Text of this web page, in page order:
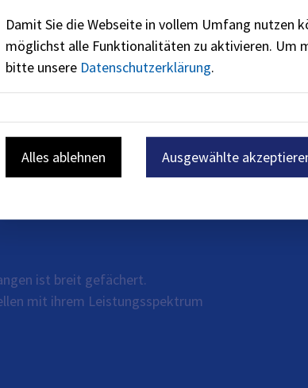
des Innern, für Sport und
ist breit gefächert.
mit ihrem Leistungsspektrum
Damit Sie die Webseite in vollem Umfang nutzen
möglichst alle Funktionalitäten zu aktivieren. Um
bitte unsere Datenschutzerklärung.
Alles ablehnen Ausgewählte